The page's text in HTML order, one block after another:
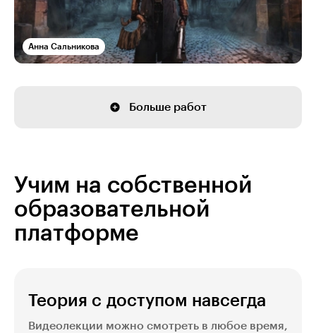
Анна Сальникова
Больше работ
Учим на собственной
образовательной
платформе
Теория с доступом навсегда
Видеолекции можно смотреть в любое время,